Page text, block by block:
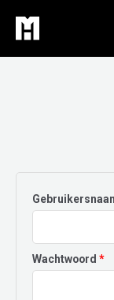
naar
de
Wachtwoord *